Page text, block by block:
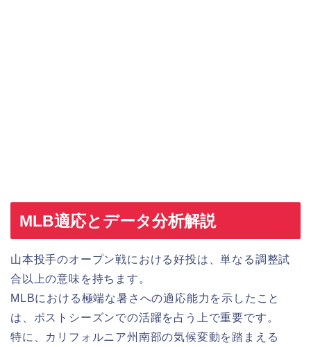
MLB適応とデータ分析解説
山本投手のオープン戦における好投は、単なる調整試
合以上の意味を持ちます。
MLBにおける極端な暑さへの適応能力を示したこと
は、ポストシーズンでの活躍を占う上で重要です。
特に、カリフォルニア州南部の気候変動を踏まえる